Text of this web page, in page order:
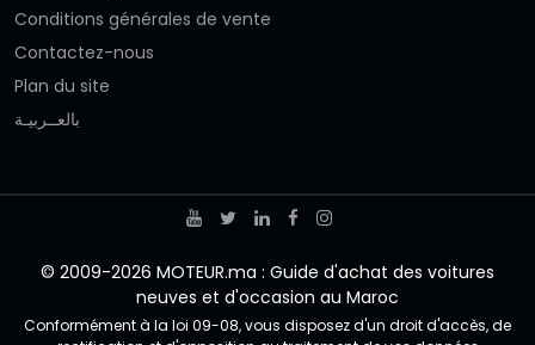
Conditions générales de vente
Contactez-nous
Plan du site
بالعــربيـة
© 2009-2026 MOTEUR.ma : Guide d'achat des voitures
neuves et d'occasion au Maroc
Conformément à la loi 09-08, vous disposez d'un droit d'accès, de